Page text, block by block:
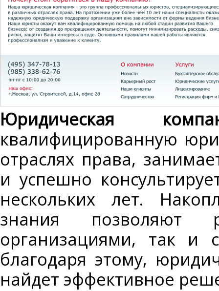
Юридическая
квалифицированную
отраслях права,
и успешно
нескольких лет.
знания
организациями, так и
благодаря этому,
найдет эффективное